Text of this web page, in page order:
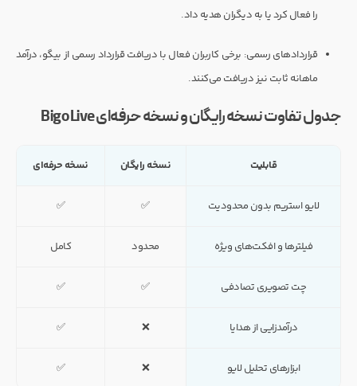
را فعال کرد یا به دیگران هدیه داد.
قراردادهای رسمی: برخی کاربران فعال با دریافت قرارداد رسمی از بیگو، درآمد
ماهانه ثابت نیز دریافت می‌کنند.
جدول تفاوت نسخه رایگان و نسخه حرفه‌ای Bigo Live
قابلیت نسخه رایگان نسخه حرفه‌ای
لایو استریم بدون محدودیت ✅
✅
فیلترها و افکت‌های ویژه محدود کامل
چت تصویری تصادفی ✅
✅
درآمدزایی از هدایا ❌
✅
ابزارهای تحلیل لایو ❌
✅